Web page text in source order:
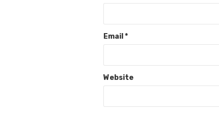
Email *
Website